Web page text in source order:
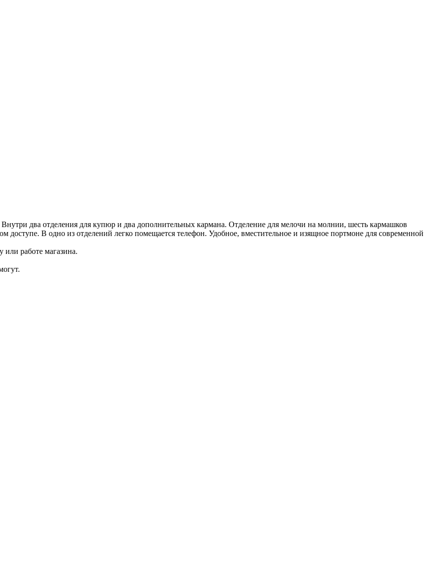
два отделения для купюр и два дополнительных кармана. Отделение для мелочи на молнии, шесть кармашков
доступе. В одно из отделений легко помещается телефон. Удобное, вместительное и изящное портмоне для современной
работе магазина.